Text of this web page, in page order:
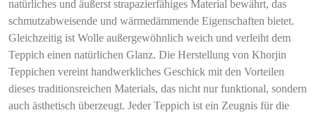
natürliches und äußerst strapazierfähiges Material bewährt, das
schmutzabweisende und wärmedämmende Eigenschaften bietet.
Gleichzeitig ist Wolle außergewöhnlich weich und verleiht dem
Teppich einen natürlichen Glanz. Die Herstellung von Khorjin
Teppichen vereint handwerkliches Geschick mit den Vorteilen
dieses traditionsreichen Materials, das nicht nur funktional, sondern
auch ästhetisch überzeugt. Jeder Teppich ist ein Zeugnis für die